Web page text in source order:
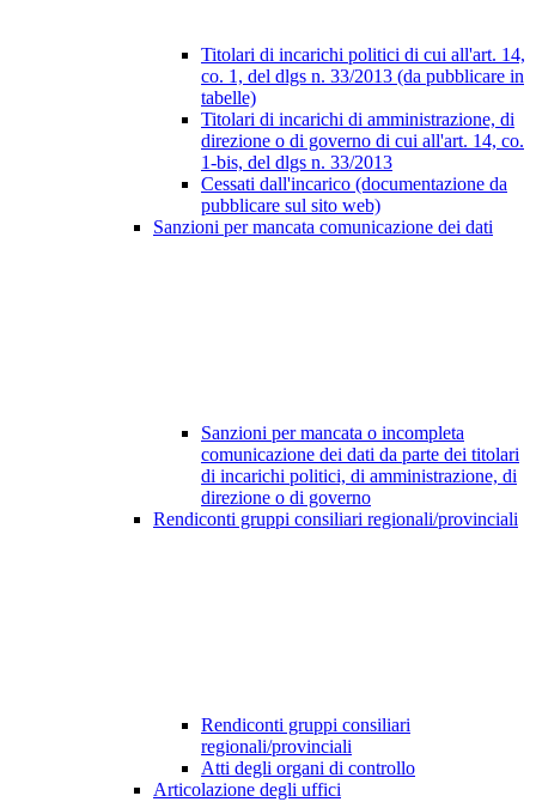
Titolari di incarichi politici di cui all'art. 14,
co. 1, del dlgs n. 33/2013 (da pubblicare in
tabelle)
Titolari di incarichi di amministrazione, di
direzione o di governo di cui all'art. 14, co.
1-bis, del dlgs n. 33/2013
Cessati dall'incarico (documentazione da
pubblicare sul sito web)
Sanzioni per mancata comunicazione dei dati
Sanzioni per mancata o incompleta
comunicazione dei dati da parte dei titolari
di incarichi politici, di amministrazione, di
direzione o di governo
Rendiconti gruppi consiliari regionali/provinciali
Rendiconti gruppi consiliari
regionali/provinciali
Atti degli organi di controllo
Articolazione degli uffici